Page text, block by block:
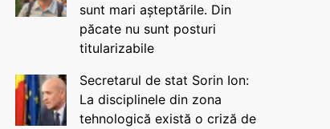
sunt mari așteptările. Din
păcate nu sunt posturi
titularizabile
Secretarul de stat Sorin Ion:
La disciplinele din zona
tehnologică există o criză de